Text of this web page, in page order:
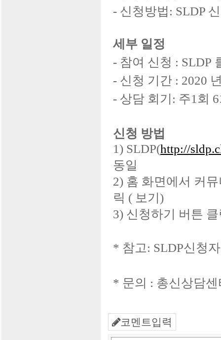
- 신청방법 : SLDP
세부 일정
- 참여 신청 : SLDP
- 신청 기간 : 2020
- 상담 회기 : 주1 회 6
신청 방법
1) SLDP(http://
동일
2) 홈 화면에서 커
릭 ( 보기 )
3) 신청하기 버튼
* 참고: SLDP신청
* 문의 : 총신상담센
코멘트입력